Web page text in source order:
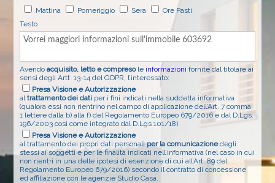
Mattina Pomeriggio Sera
Ore Pasti
Testo
Avendoacquisito, letto e compresole informazioni fornite dal titolare ai
sensi degli Artt. 13-14 del GDPR, l’interessato:
Presa Visione e Autorizzazione
altrattamento dei dati per i fini indicati nella suddetta informativa
(qualora essi non rientrino nel campo di applicazione dell’Art. 7 comma
1 lettere dalla b) alla f) del Regolamento Europeo 679/2016 e dal D.Lgs.
196/2003 così come integrato dal D.Lgs 101/18).
Presa Visione e Autorizzazione
al trattamento dei propri dati personaliper la comunicazionedegli
stessi ai soggetti e per le finalità indicati nell’informativa (nel caso in cui
non rientri in una delle ipotesi di esenzione di cui all’Art. 89 del
Regolamento Europeo 679/2016) secondo il contratto di concessione
ed affiliazione con le agenzie Studio Casa.